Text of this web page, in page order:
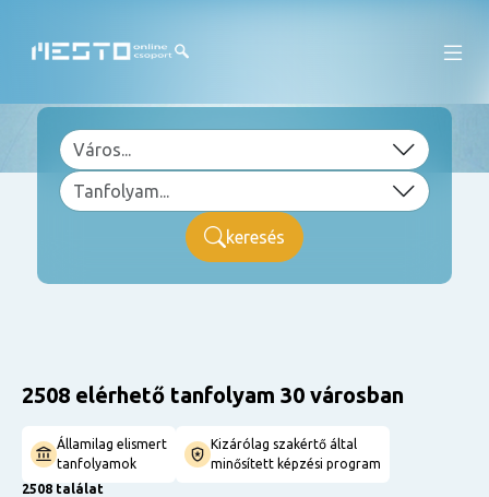
keresés
2508 elérhető tanfolyam 30 városban
Államilag elismert
tanfolyamok
Kizárólag szakértő által
minősített képzési program
2508 találat